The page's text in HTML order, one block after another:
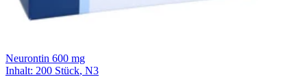
Neurontin 600 mg
Inhalt: 200 Stück, N3